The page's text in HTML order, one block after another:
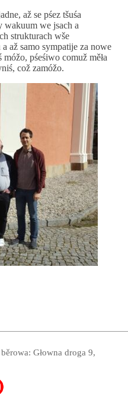
až se pśez tšuśa
we jsach a
strukturach wše
až samo sympatije za nowe
pśeśiwo comuž měła
což zamóžo.
Głowna droga 9,